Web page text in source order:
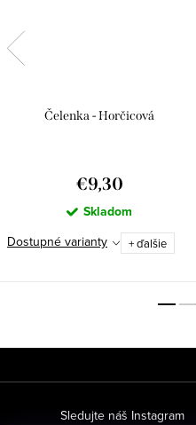
Čelenka - Horčicová
€9,30
Skladom
Dostupné varianty + ďalšie
á
Sledujte náš Instagram